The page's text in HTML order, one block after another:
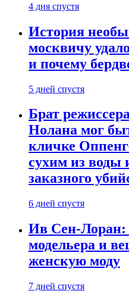
4 дня спустя
История
москвичу
и почему
5 дней спустя
Брат
Нолана мог
кличке
сухим из воды
заказного
6 дней спустя
Ив Сен-Лоран:
модельера и
женскую моду
7 дней спустя